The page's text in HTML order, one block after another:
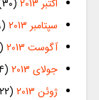
اکتبر 2013
(30)
سپتامبر 2013
(9)
آگوست 2013
(23)
جولای 2013
(24)
ژوئن 2013
(22)